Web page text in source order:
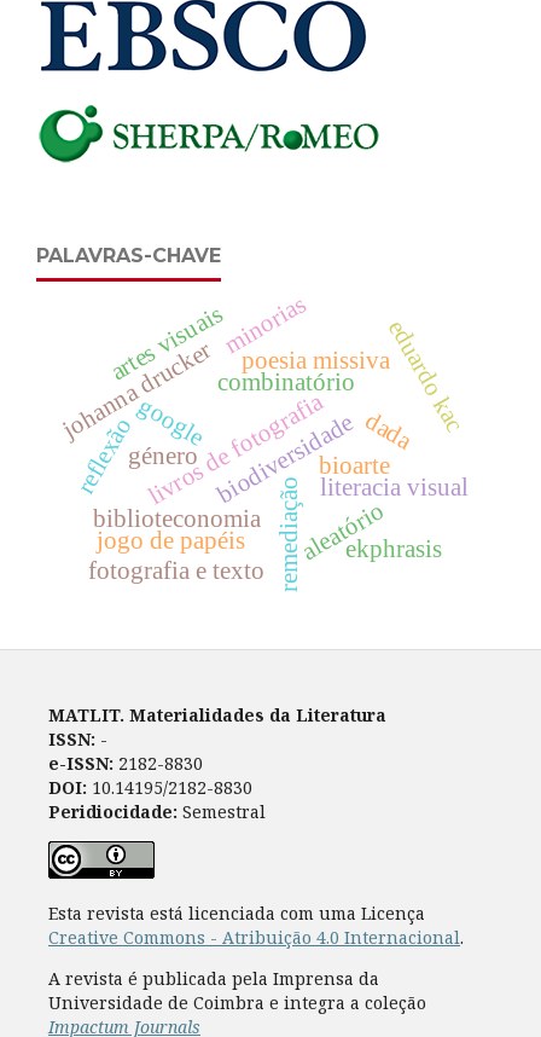
PALAVRAS-CHAVE
biodiversidade
bioarte
combinatório
remediação
google
livros de fotografialiteracia visual
biblioteconomia
johanna drucker eduardo kac
aleatório
reflexão
jogo de papéis
género
poesia missiva
dada
artes visuais
ekphrasis
minorias
fotografia e texto
MATLIT. Materialidades da Literatura
ISSN: -
e-ISSN: 2182-8830
DOI: 10.14195/2182-8830
Peridiocidade: Semestral
Esta revista está licenciada com uma Licença
Creative Commons - Atribuição 4.0 Internacional.
A revista é publicada pela Imprensa da
Universidade de Coimbra e integra a coleção
Impactum Journals